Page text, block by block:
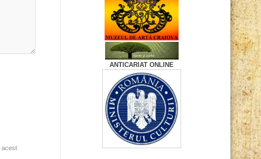
acest
ANTICARIAT ONLINE